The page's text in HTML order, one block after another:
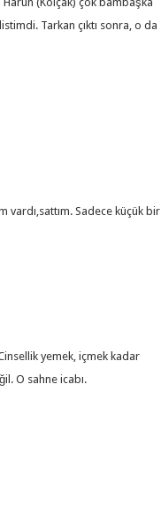
Tarkan çıktı sonra, o da
vardı,sattım. Sadece küçük bir
yemek, içmek kadar
O sahne icabı.